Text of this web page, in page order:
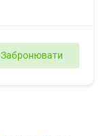
Забронювати